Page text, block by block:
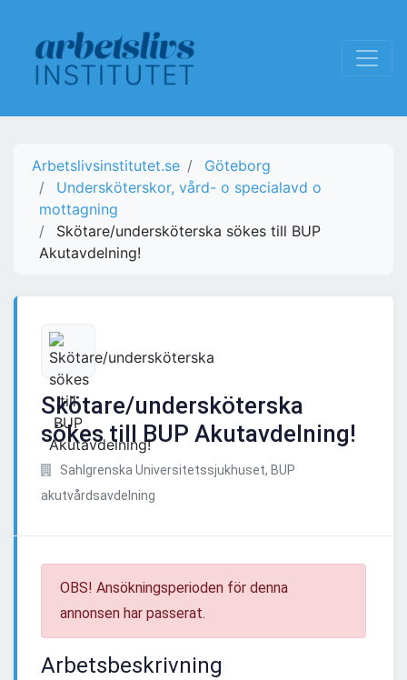
Arbetslivsinstitutet.se
Göteborg
Undersköterskor, vård- o specialavd o
mottagning
Skötare/undersköterska sökes till BUP
Akutavdelning!
Skötare/undersköterska
sökes till BUP Akutavdelning!
Sahlgrenska Universitetssjukhuset, BUP
akutvårdsavdelning
OBS! Ansökningsperioden för denna
annonsen har passerat.
Arbetsbeskrivning